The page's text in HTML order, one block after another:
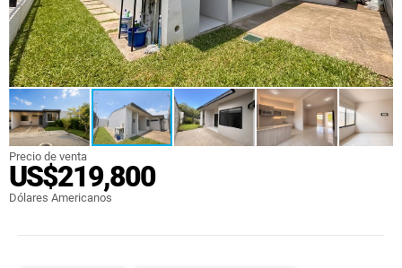
Precio de venta
US$219,800
Dólares Americanos